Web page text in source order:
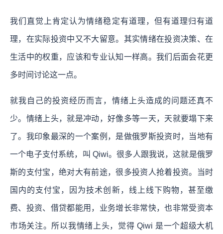
我们直觉上肯定认为情绪稳定有道理，但有道理归有道
理，在实际投资中又不大留意。其实情绪在投资决策、在
生活中的权重，应该和专业认知一样高。我们后面会花更
多时间讨论这一点。
就我自己的投资经历而言，情绪上头造成的问题还真不
少。情绪上头，就是冲动，好像多等一天，天就要塌下来
了。我印象最深的一个案例，是做俄罗斯投资时，当地有
一个电子支付系统，叫 Qiwi。很多人跟我说，这就是俄罗
斯的支付宝，绝对大有前途，很多投资人抢着投资。当时
国内的支付宝，因为技术创新，线上线下购物，甚至缴
费、投资、借贷都能用，业务增长非常快，也非常受资本
市场关注。所以我情绪上头，觉得 Qiwi 是一个超级大机